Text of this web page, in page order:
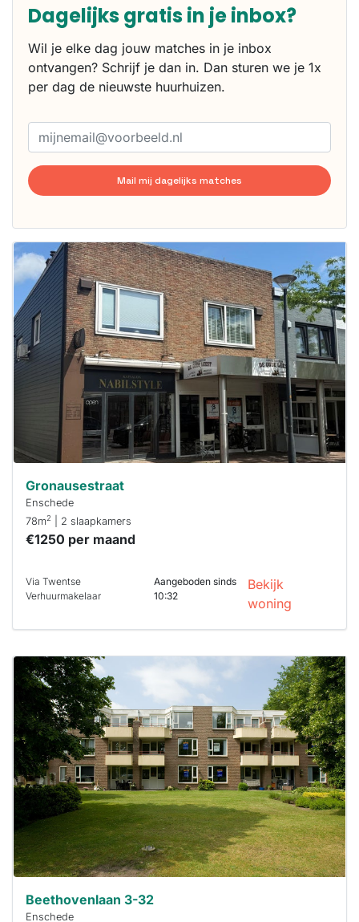
Dagelijks gratis in je inbox?
Wil je elke dag jouw matches in je inbox
ontvangen? Schrijf je dan in. Dan sturen we je 1x
per dag de nieuwste huurhuizen.
Mail mij dagelijks matches
Deze woning
is
waarschijnlijk
al verhuurd
Om kans te
maken moet je
binnen 15
minuten
reageren.
Stekkies helpt
je hierbij!
Gronausestraat
Enschede
78m2 | 2 slaapkamers
€1250 per maand
Via Twentse
Verhuurmakelaar
Aangeboden sinds
10:32
Bekijk
woning
Deze woning
is
waarschijnlijk
al verhuurd
Om kans te
maken moet je
binnen 15
minuten
reageren.
Stekkies helpt
je hierbij!
Beethovenlaan 3-32
Enschede